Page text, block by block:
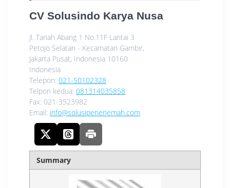
CV Solusindo Karya Nusa
Jl. Tanah Abang 1 No.11F Lantai 3
Petojo Selatan - Kecamatan Gambir,
Jakarta Pusat, Indonesia 10160
Indonesia
Telepon: 021-50102328
Telpon kedua: 081314035858
Fax: 021-3523982
Email: info@solusipenerjemah.com
Summary